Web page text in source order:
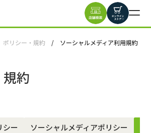
ポリシー・規約 ソーシャルメディア利用規約
約
シー ソーシャルメディアポリシー